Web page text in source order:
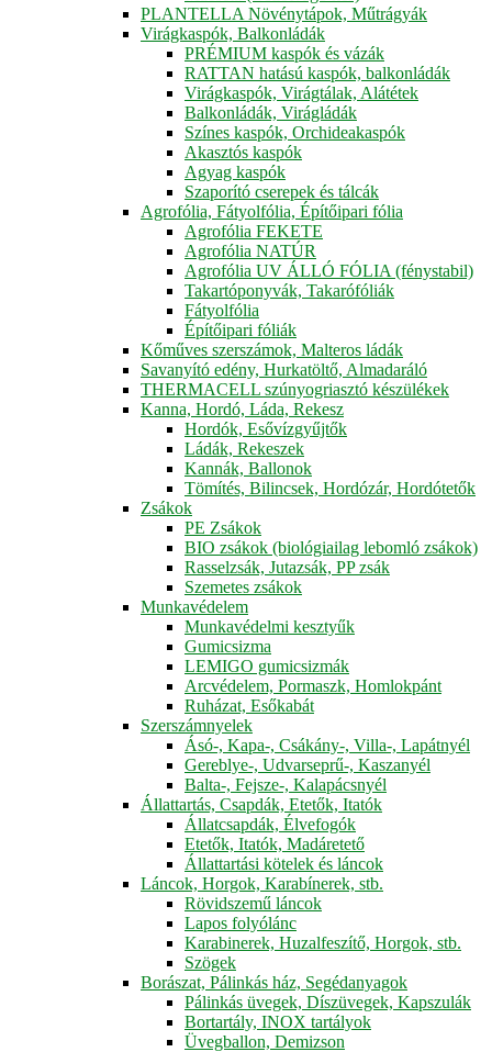
PLANTELLA Növénytápok, Műtrágyák
Virágkaspók, Balkonládák
PRÉMIUM kaspók és vázák
RATTAN hatású kaspók, balkonládák
Virágkaspók, Virágtálak, Alátétek
Balkonládák, Virágládák
Színes kaspók, Orchideakaspók
Akasztós kaspók
Agyag kaspók
Szaporító cserepek és tálcák
Agrofólia, Fátyolfólia, Építőipari fólia
Agrofólia FEKETE
Agrofólia NATÚR
Agrofólia UV ÁLLÓ FÓLIA (fénystabil)
Takartóponyvák, Takarófóliák
Fátyolfólia
Építőipari fóliák
Kőműves szerszámok, Malteros ládák
Savanyító edény, Hurkatöltő, Almadaráló
THERMACELL szúnyogriasztó készülékek
Kanna, Hordó, Láda, Rekesz
Hordók, Esővízgyűjtők
Ládák, Rekeszek
Kannák, Ballonok
Tömítés, Bilincsek, Hordózár, Hordótetők
Zsákok
PE Zsákok
BIO zsákok (biológiailag lebomló zsákok)
Rasselzsák, Jutazsák, PP zsák
Szemetes zsákok
Munkavédelem
Munkavédelmi kesztyűk
Gumicsizma
LEMIGO gumicsizmák
Arcvédelem, Pormaszk, Homlokpánt
Ruházat, Esőkabát
Szerszámnyelek
Ásó-, Kapa-, Csákány-, Villa-, Lapátnyél
Gereblye-, Udvarseprű-, Kaszanyél
Balta-, Fejsze-, Kalapácsnyél
Állattartás, Csapdák, Etetők, Itatók
Állatcsapdák, Élvefogók
Etetők, Itatók, Madáretető
Állattartási kötelek és láncok
Láncok, Horgok, Karabínerek, stb.
Rövidszemű láncok
Lapos folyólánc
Karabinerek, Huzalfeszítő, Horgok, stb.
Szögek
Borászat, Pálinkás ház, Segédanyagok
Pálinkás üvegek, Díszüvegek, Kapszulák
Bortartály, INOX tartályok
Üvegballon, Demizson